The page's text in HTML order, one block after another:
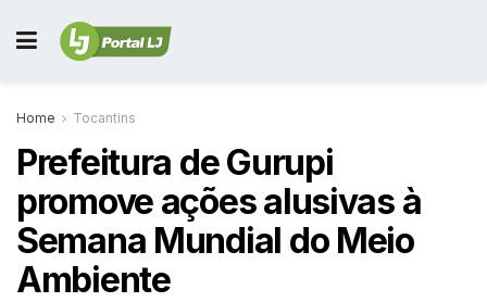
Home Tocantins
Prefeitura de Gurupi
promove ações alusivas à
Semana Mundial do Meio
Ambiente